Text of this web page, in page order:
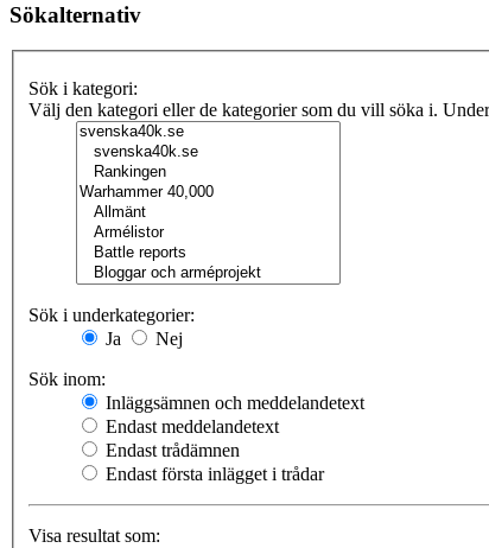
Sökalternativ
Sök i kategori:
Välj den kategori eller de kategorier som du vill söka i.
Sök i underkategorier:
Ja
Nej
Sök inom:
Inläggsämnen och meddelandetext
Endast meddelandetext
Endast trådämnen
Endast första inlägget i trådar
Visa resultat som: